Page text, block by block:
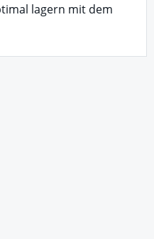
lagern mit dem